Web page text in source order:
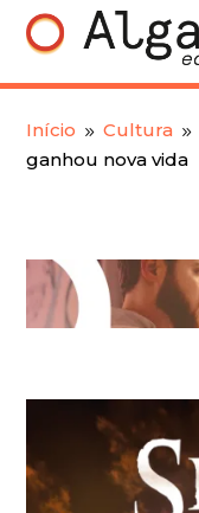
Início 9 Cultura 9
ganhou nova vida